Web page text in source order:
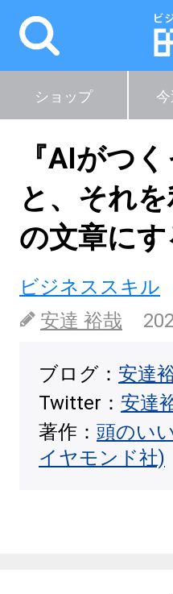
ショップ
『AIがつ
と、それ
の文章にす
ビジネススキル
安達 裕哉
ブログ： 安達
Twitter： 安達
著作： 頭のい
イヤモンド社)